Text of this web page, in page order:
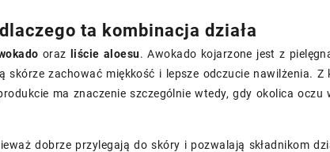
ta kombinacja działa
oraz liście aloesu. Awokado kojarzone jest z
skórze zachować miękkość i lepsze odczucie nawilżenia. Z
ma znaczenie szczególnie wtedy, gdy okolica oczu
dobrze przylegają do skóry i pozwalają składnikom